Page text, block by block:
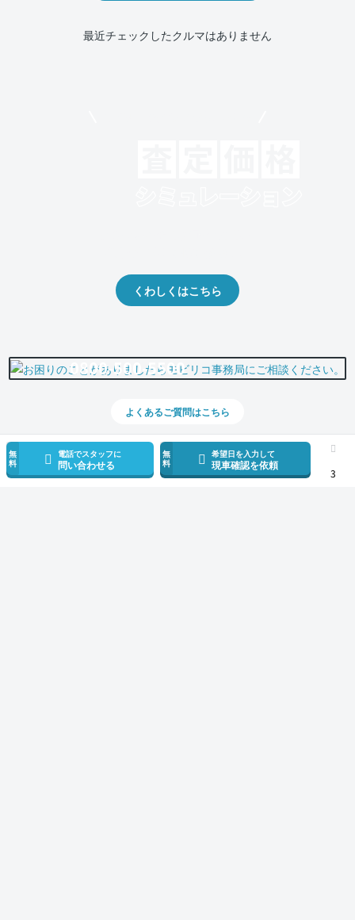
無
料
電話でスタッフに
問い合わせる
無
料
希望日を入力して
現車確認を依頼
3
最近チェックしたクルマはありません
くわしくはこちら
0800-500-5500
よくあるご質問はこちら